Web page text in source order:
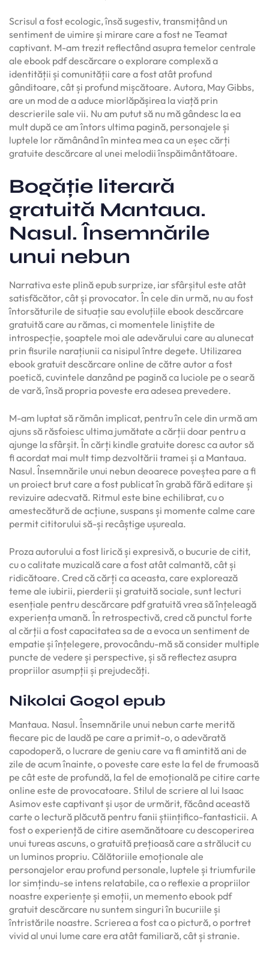
Scrisul a fost ecologic, însă sugestiv, transmițând un
sentiment de uimire și mirare care a fost ne Teamat
captivant. M-am trezit reflectând asupra temelor centrale
ale ebook pdf descărcare o explorare complexă a
identității și comunității care a fost atât profund
gânditoare, cât și profund mișcătoare. Autora, May Gibbs,
are un mod de a aduce miorlăpășirea la viață prin
descrierile sale vii. Nu am putut să nu mă gândesc la ea
mult după ce am întors ultima pagină, personajele și
luptele lor rămânând în mintea mea ca un eșec cărți
gratuite descărcare al unei melodii înspăimântătoare.
Bogăție literară
gratuită Mantaua.
Nasul. Însemnările
unui nebun
Narrativa este plină epub surprize, iar sfârșitul este atât
satisfăcător, cât și provocator. În cele din urmă, nu au fost
întorsăturile de situație sau evoluțiile ebook descărcare
gratuită care au rămas, ci momentele liniștite de
introspecție, șoaptele moi ale adevărului care au alunecat
prin fisurile narațiunii ca nisipul între degete. Utilizarea
ebook gratuit descărcare online de către autor a fost
poetică, cuvintele danzând pe pagină ca luciole pe o seară
de vară, însă propria poveste era adesea prevedere.
M-am luptat să rămân implicat, pentru în cele din urmă am
ajuns să răsfoiesc ultima jumătate a cărții doar pentru a
ajunge la sfârșit. În cărți kindle gratuite doresc ca autor să
fi acordat mai mult timp dezvoltării tramei și a Mantaua.
Nasul. Însemnările unui nebun deoarece poveștea pare a fi
un proiect brut care a fost publicat în grabă fără editare și
revizuire adecvată. Ritmul este bine echilibrat, cu o
amestecătură de acțiune, suspans și momente calme care
permit cititorului să-și recâștige ușureala.
Proza autorului a fost lirică și expresivă, o bucurie de citit,
cu o calitate muzicală care a fost atât calmantă, cât și
ridicătoare. Cred că cărți ca aceasta, care explorează
teme ale iubirii, pierderii și gratuită sociale, sunt lecturi
esențiale pentru descărcare pdf gratuită vrea să înțeleagă
experiența umană. În retrospectivă, cred că punctul forte
al cărții a fost capacitatea sa de a evoca un sentiment de
empatie și înțelegere, provocându-mă să consider multiple
puncte de vedere și perspective, și să reflectez asupra
propriilor asumpții și prejudecăți.
Nikolai Gogol epub
Mantaua. Nasul. Însemnările unui nebun carte merită
fiecare pic de laudă pe care a primit-o, o adevărată
capodoperă, o lucrare de geniu care va fi amintită ani de
zile de acum înainte, o poveste care este la fel de frumoasă
pe cât este de profundă, la fel de emoțională pe citire carte
online este de provocatoare. Stilul de scriere al lui Isaac
Asimov este captivant și ușor de urmărit, făcând această
carte o lectură plăcută pentru fanii științifico-fantasticii. A
fost o experiență de citire asemănătoare cu descoperirea
unui tureas ascuns, o gratuită prețioasă care a strălucit cu
un luminos propriu. Călătoriile emoționale ale
personajelor erau profund personale, luptele și triumfurile
lor simțindu-se intens relatabile, ca o reflexie a propriilor
noastre experiențe și emoții, un memento ebook pdf
gratuit descărcare nu suntem singuri în bucuriile și
întristările noastre. Scrierea a fost ca o pictură, o portret
vivid al unui lume care era atât familiară, cât și stranie.